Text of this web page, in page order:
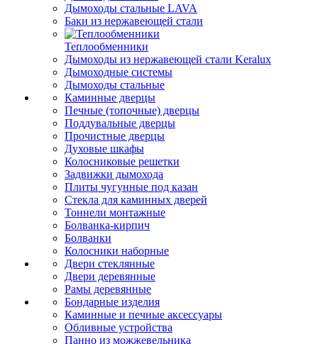
Дымоходы стальные LAVA
Баки из нержавеющей стали
Теплообменники
Дымоходы из нержавеющей стали Keralux
Дымоходные системы
Дымоходы стальные
Каминные дверцы
Печные (топочные) дверцы
Поддувальные дверцы
Прочистные дверцы
Духовые шкафы
Колосниковые решетки
Задвижки дымохода
Плиты чугунные под казан
Стекла для каминных дверей
Тоннели монтажные
Болванка-кирпич
Болванки
Колосники наборные
Двери стеклянные
Двери деревянные
Рамы деревянные
Бондарные изделия
Каминные и печные аксессуары
Обливные устройства
Панно из можжевельника